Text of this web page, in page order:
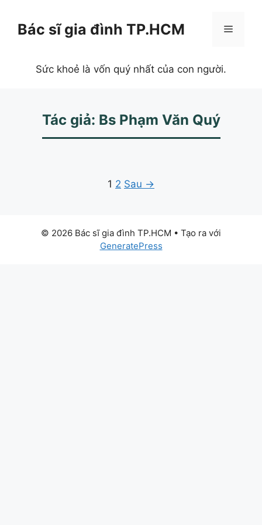
Bác sĩ gia đình TP.HCM Menu
Sức khoẻ là vốn quý nhất của con người.
Tác giả: Bs Phạm Văn Quý
1 2 Sau →
© 2026 Bác sĩ gia đình TP.HCM • Tạo ra với
GeneratePress